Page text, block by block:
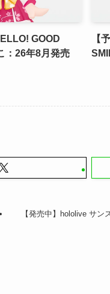
GOOD
：26年8月発売
【
【発売中】hololive サ